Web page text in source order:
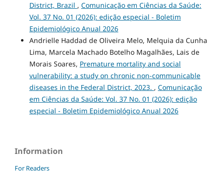
District, Brazil , Comunicação em Ciências da Saúde:
Vol. 37 No. 01 (2026): edição especial - Boletim
Epidemiológico Anual 2026
Andrielle Haddad de Oliveira Melo, Melquia da Cunha
Lima, Marcela Machado Botelho Magalhães, Lais de
Morais Soares, Premature mortality and social
vulnerability: a study on chronic non-communicable
diseases in the Federal District, 2023. , Comunicação
em Ciências da Saúde: Vol. 37 No. 01 (2026): edição
especial - Boletim Epidemiológico Anual 2026
Information
For Readers